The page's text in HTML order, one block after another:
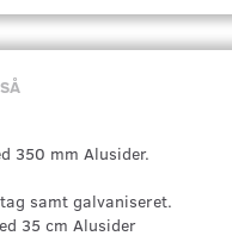
350 mm Alusider.
samt galvaniseret.
35 cm Alusider